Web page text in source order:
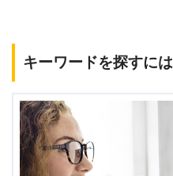
キーワードを探すには